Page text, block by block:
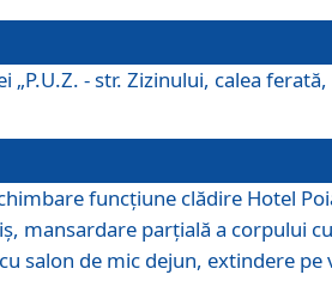
„P.U.Z. - str. Zizinului, calea
funcţiune clădire Hotel
mansardare parţială a corpului
salon de mic dejun, extindere pe